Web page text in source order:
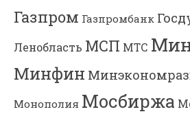
Газпром Газпромбанк
Ленобласть МСП МТС
Минфин
Монополия Мосбиржа